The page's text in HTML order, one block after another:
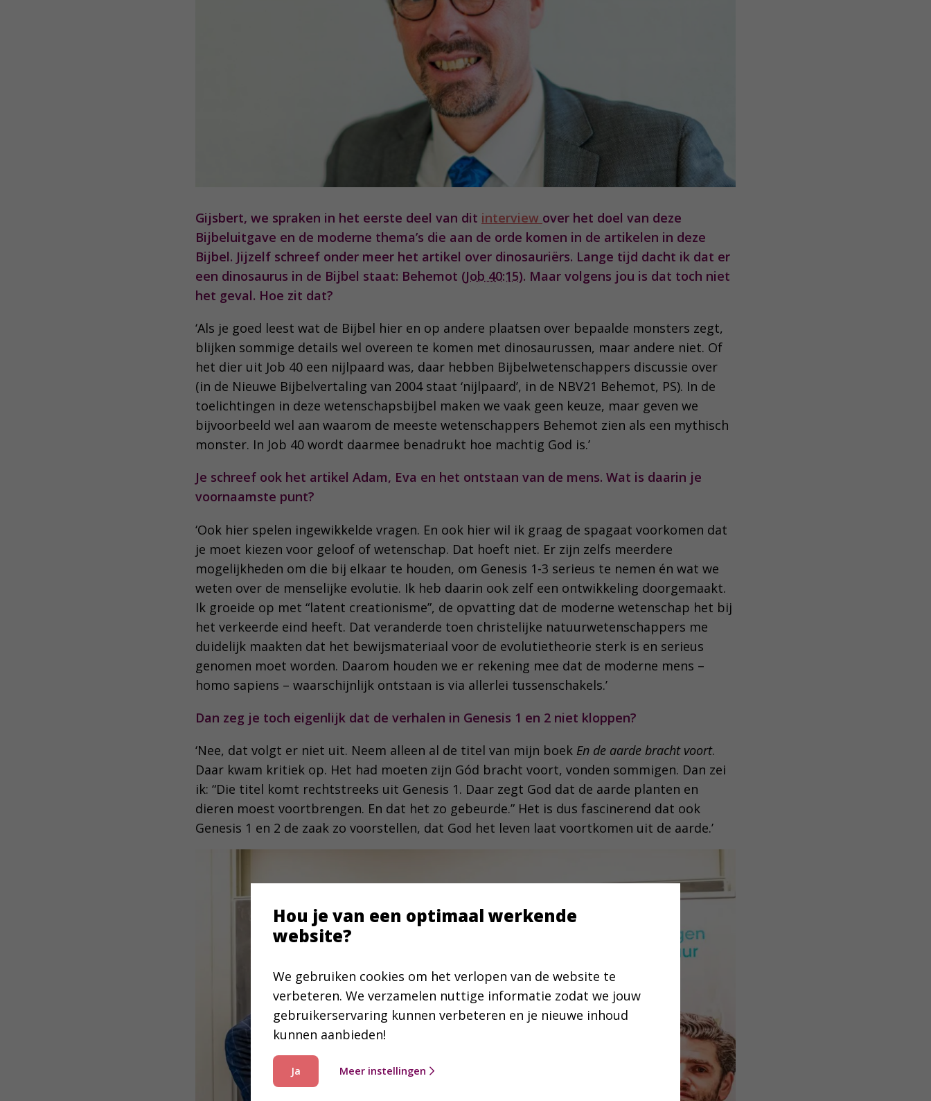
Gijsbert, we spraken in het eerste deel van dit interview over het doel van deze
Bijbeluitgave en de moderne thema’s die aan de orde komen in de artikelen in deze
Bijbel. Jijzelf schreef onder meer het artikel over dinosauriërs. Lange tijd dacht ik dat er
een dinosaurus in de Bijbel staat: Behemot (Job 40:15). Maar volgens jou is dat toch niet
het geval. Hoe zit dat?
‘Als je goed leest wat de Bijbel hier en op andere plaatsen over bepaalde monsters zegt,
blijken sommige details wel overeen te komen met dinosaurussen, maar andere niet. Of
het dier uit Job 40 een nijlpaard was, daar hebben Bijbelwetenschappers discussie over
(in de Nieuwe Bijbelvertaling van 2004 staat ‘nijlpaard’, in de NBV21 Behemot, PS). In de
toelichtingen in deze wetenschapsbijbel maken we vaak geen keuze, maar geven we
bijvoorbeeld wel aan waarom de meeste wetenschappers Behemot zien als een mythisch
monster. In Job 40 wordt daarmee benadrukt hoe machtig God is.’
Je schreef ook het artikel Adam, Eva en het ontstaan van de mens. Wat is daarin je
voornaamste punt?
‘Ook hier spelen ingewikkelde vragen. En ook hier wil ik graag de spagaat voorkomen dat
je moet kiezen voor geloof of wetenschap. Dat hoeft niet. Er zijn zelfs meerdere
mogelijkheden om die bij elkaar te houden, om Genesis 1-3 serieus te nemen én wat we
weten over de menselijke evolutie. Ik heb daarin ook zelf een ontwikkeling doorgemaakt.
Ik groeide op met “latent creationisme”, de opvatting dat de moderne wetenschap het bij
het verkeerde eind heeft. Dat veranderde toen christelijke natuurwetenschappers me
duidelijk maakten dat het bewijsmateriaal voor de evolutietheorie sterk is en serieus
genomen moet worden. Daarom houden we er rekening mee dat de moderne mens –
homo sapiens – waarschijnlijk ontstaan is via allerlei tussenschakels.’
Dan zeg je toch eigenlijk dat de verhalen in Genesis 1 en 2 niet kloppen?
‘Nee, dat volgt er niet uit. Neem alleen al de titel van mijn boek En de aarde bracht voort.
Daar kwam kritiek op. Het had moeten zijn Gód bracht voort, vonden sommigen. Dan zei
ik: “Die titel komt rechtstreeks uit Genesis 1. Daar zegt God dat de aarde planten en
dieren moest voortbrengen. En dat het zo gebeurde.” Het is dus fascinerend dat ook
Genesis 1 en 2 de zaak zo voorstellen, dat God het leven laat voortkomen uit de aarde.’
Hou je van een optimaal werkende
website?
We gebruiken cookies om het verlopen van de website te
verbeteren. We verzamelen nuttige informatie zodat we jouw
gebruikerservaring kunnen verbeteren en je nieuwe inhoud
kunnen aanbieden!
Ja Meer instellingen